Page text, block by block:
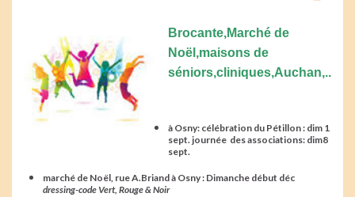
Brocante,Marché de
Noël,maisons de
séniors,cliniques,Auchan,..
à Osny: célébration du Pétillon : dim 1
sept. journée des associations: dim8
sept.
marché de Noël, rue A.Briand à Osny: Dimanche début déc
dressing-code Vert, Rouge & Noir